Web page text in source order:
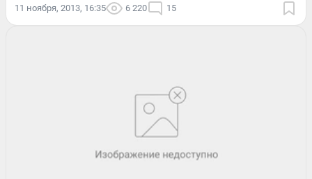
11 ноября, 2013, 16:35 6 220 15